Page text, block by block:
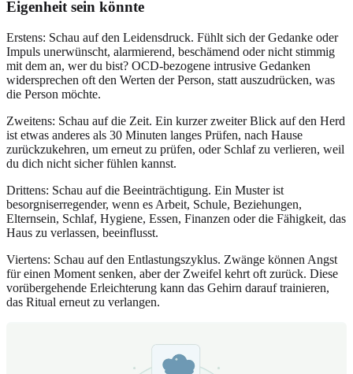
Eigenheit sein könnte
Erstens: Schau auf den Leidensdruck. Fühlt sich der Gedanke oder
Impuls unerwünscht, alarmierend, beschämend oder nicht stimmig
mit dem an, wer du bist? OCD-bezogene intrusive Gedanken
widersprechen oft den Werten der Person, statt auszudrücken, was
die Person möchte.
Zweitens: Schau auf die Zeit. Ein kurzer zweiter Blick auf den Herd
ist etwas anderes als 30 Minuten langes Prüfen, nach Hause
zurückzukehren, um erneut zu prüfen, oder Schlaf zu verlieren, weil
du dich nicht sicher fühlen kannst.
Drittens: Schau auf die Beeinträchtigung. Ein Muster ist
besorgniserregender, wenn es Arbeit, Schule, Beziehungen,
Elternsein, Schlaf, Hygiene, Essen, Finanzen oder die Fähigkeit, das
Haus zu verlassen, beeinflusst.
Viertens: Schau auf den Entlastungszyklus. Zwänge können Angst
für einen Moment senken, aber der Zweifel kehrt oft zurück. Diese
vorübergehende Erleichterung kann das Gehirn darauf trainieren,
das Ritual erneut zu verlangen.